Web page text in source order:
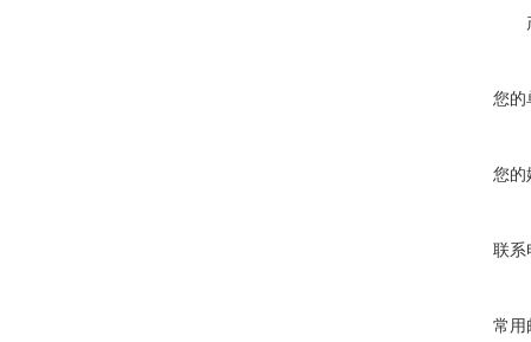
您的
您的
联系
常用